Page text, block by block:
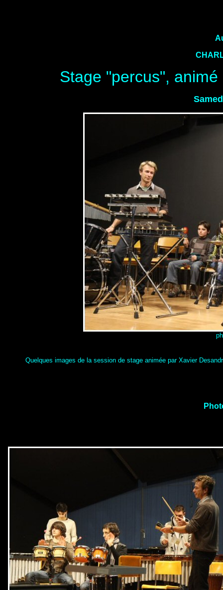
Stage "percus",
Quelques images de la session de stage animée par Xavier